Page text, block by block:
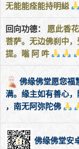
无能能痊能持明縂
回向功德： 愿此香
菩萨。无边佛刹中
提。嗡 阿 吽
佛缘佛堂愿您福
满。缘主如有善心
，南无阿弥陀佛
佛缘佛堂安